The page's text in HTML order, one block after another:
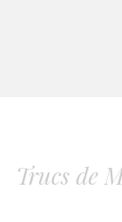
Trucs de